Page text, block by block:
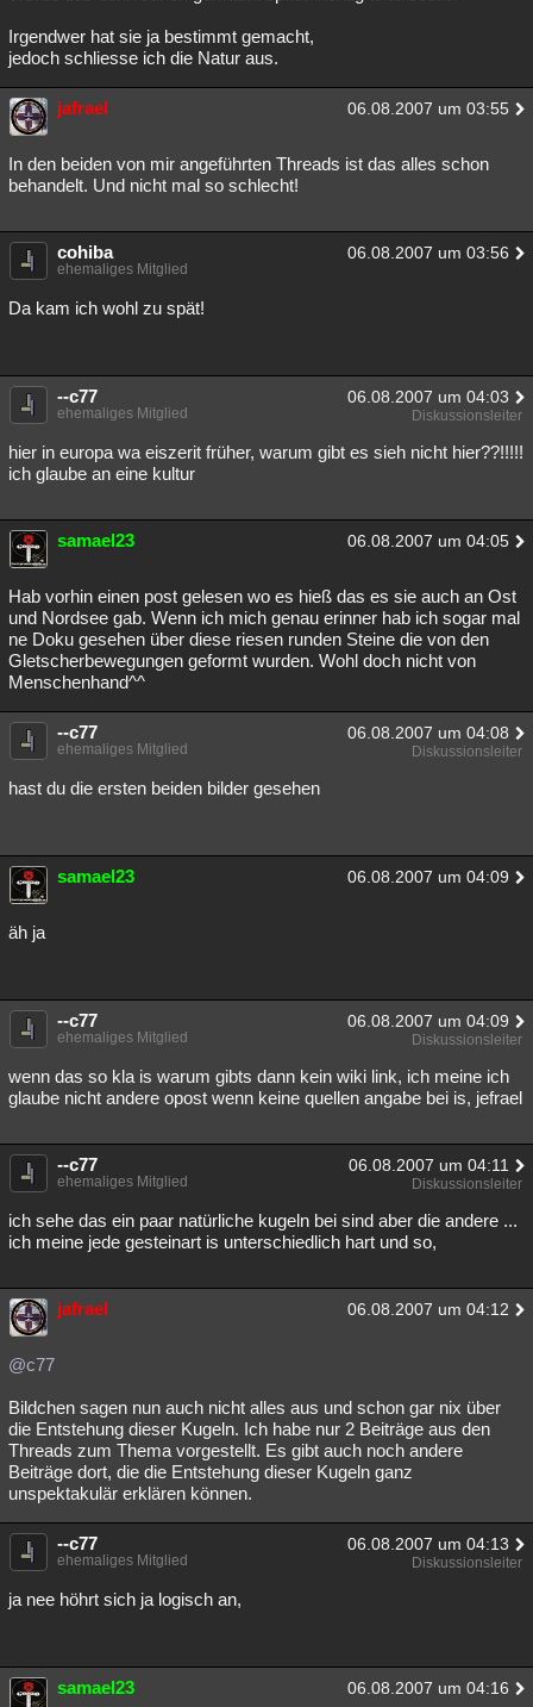
Irgendwer hat sie ja bestimmt gemacht,
jedoch schliesse ich die Natur aus.
jafrael 06.08.2007 um 03:55
In den beiden von mir angeführten Threads ist das alles schon
behandelt. Und nicht mal so schlecht!
cohiba 06.08.2007 um 03:56
ehemaliges Mitglied
Da kam ich wohl zu spät!
--c77 06.08.2007 um 04:03
ehemaliges Mitglied Diskussionsleiter
hier in europa wa eiszerit früher, warum gibt es sieh nicht hier??!!!!!
ich glaube an eine kultur
samael23 06.08.2007 um 04:05
Hab vorhin einen post gelesen wo es hieß das es sie auch an Ost
und Nordsee gab. Wenn ich mich genau erinner hab ich sogar mal
ne Doku gesehen über diese riesen runden Steine die von den
Gletscherbewegungen geformt wurden. Wohl doch nicht von
Menschenhand^^
--c77 06.08.2007 um 04:08
ehemaliges Mitglied Diskussionsleiter
hast du die ersten beiden bilder gesehen
samael23 06.08.2007 um 04:09
äh ja
--c77 06.08.2007 um 04:09
ehemaliges Mitglied Diskussionsleiter
wenn das so kla is warum gibts dann kein wiki link, ich meine ich
glaube nicht andere opost wenn keine quellen angabe bei is, jefrael
--c77 06.08.2007 um 04:11
ehemaliges Mitglied Diskussionsleiter
ich sehe das ein paar natürliche kugeln bei sind aber die andere ...
ich meine jede gesteinart is unterschiedlich hart und so,
jafrael 06.08.2007 um 04:12
@c77
Bildchen sagen nun auch nicht alles aus und schon gar nix über
die Entstehung dieser Kugeln. Ich habe nur 2 Beiträge aus den
Threads zum Thema vorgestellt. Es gibt auch noch andere
Beiträge dort, die die Entstehung dieser Kugeln ganz
unspektakulär erklären können.
--c77 06.08.2007 um 04:13
ehemaliges Mitglied Diskussionsleiter
ja nee höhrt sich ja logisch an,
samael23 06.08.2007 um 04:16